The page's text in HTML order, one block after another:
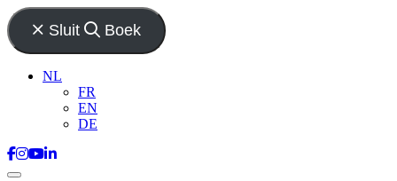
Sluit Boek
NL
FR
EN
DE